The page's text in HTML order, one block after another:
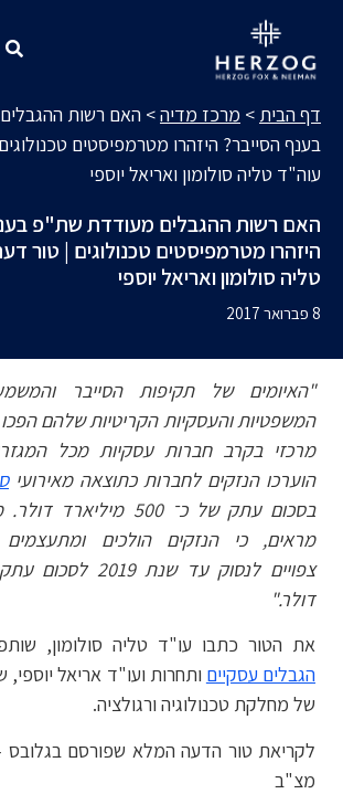
דף הבית > מרכז מדיה> האם רשות
בענף הסייבר? היזהרו מטרמפיסטים
עוה"ד טליה סולומון ואריאל יוספי
האם רשות ההגבלים מעודדת שת"פ
היזהרו מטרמפיסטים טכנולוגים | טור
טליה סולומון ואריאל יוספי
8 פברואר 2017
"האיומים של תקיפות הסייבר
המשפטיות והעסקיות הקריטיות שלהם
הוערכו הנזקים לחברות כתוצאה מאירועי
בסכום עתק של כ־ 500
מראים, כי הנזקים הולכים
דולר."
את הטור כתבו עו"ד טליה סולומון,
הגבלים עסקיים ותחרות ועו"ד אריאל
של מחלקת טכנולוגיה ורגולציה.
לקריאת טור הדעה המלא שפורסם בגלובס
מצ"ב